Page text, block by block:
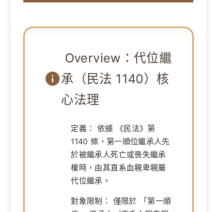
Overview：代位繼
承（民法 1140）核
心法理
定義： 依據
《民法》第
1140 條 ，第一順位繼承人先
於被繼承人死亡或喪失繼承
權時，由其直系血親卑親屬
代位繼承。
對象限制： 僅限於
「第一順